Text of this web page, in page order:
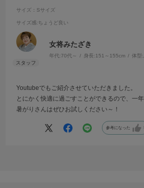
サイズ：Sサイズ
サイズ感:ちょうど良い
女将みたざき
年代:70代～ 身長:151～155cm 体型:
Youtubeでもご紹介させていただきました。
とにかく快適に過ごすことができるので、一
暑がりさんはぜひお試しください～！
参考になった